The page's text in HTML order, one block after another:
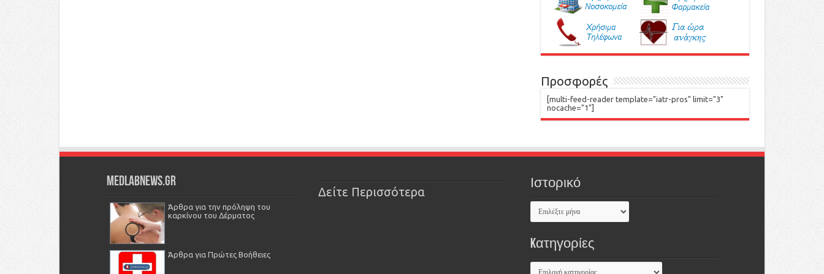
Προσφορές
[multi-feed-reader template="iatr-pros" limit="3"
nocache="1"]
Medlabnews.gr
Άρθρα για την πρόληψη του
καρκίνου του Δέρματος
Άρθρα για Πρώτες Βοήθειες
Δείτε Περισσότερα
Ιστορικό
Kατηγορίες